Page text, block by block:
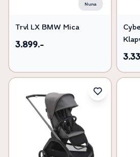
Nuna
Trvl LX BMW Mica
3.899.-